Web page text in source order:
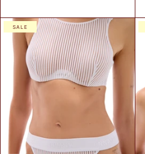
UNDER BUST
SIZE /
ROZMIAR POD
BIUSTEM
Take a snug
measurement around
your rib cage directly
under your bust and
parallel to the
ground. Dokonaj
dokładnego pomiaru
SALE